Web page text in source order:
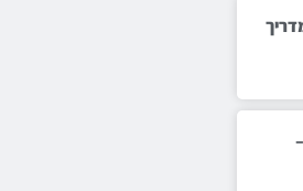
ביטוח נסיעות לגיאורגיה 2026 –